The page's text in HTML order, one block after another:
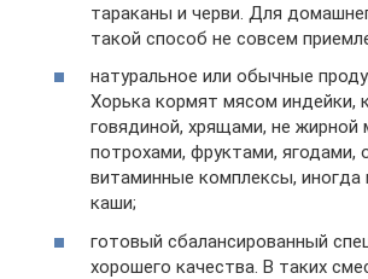
тараканы и черви. Для
такой способ не совсем
натуральное или обычные
Хорька кормят мясом индейки,
говядиной, хрящами, не жирной
потрохами, фруктами,
витаминные комплексы,
каши;
готовый сбалансированный
хорошего качества. В таких